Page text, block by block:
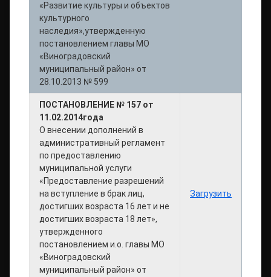
«Развитие культуры и объектов
культурного
наследия»,утвержденную
постановлением главы МО
«Виноградовский
муниципальный район» от
28.10.2013 № 599
ПОСТАНОВЛЕНИЕ № 157 от
11.02.2014года
О внесении дополнений в
административный регламент
по предоставлению
муниципальной услуги
«Предоставление разрешений
на вступление в брак лиц,
достигших возраста 16 лет и не
достигших возраста 18 лет»,
утвержденного
постановлением и.о. главы МО
«Виноградовский
муниципальный район» от
Загрузить